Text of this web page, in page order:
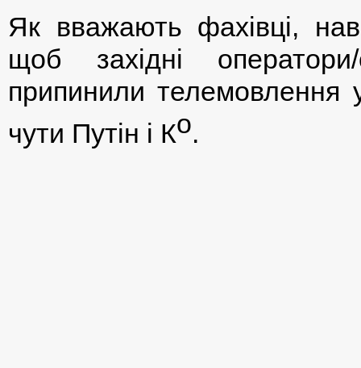
Як вважають фахівці,
щоб західні
припинили телемовлення
чути Путін і Ко.